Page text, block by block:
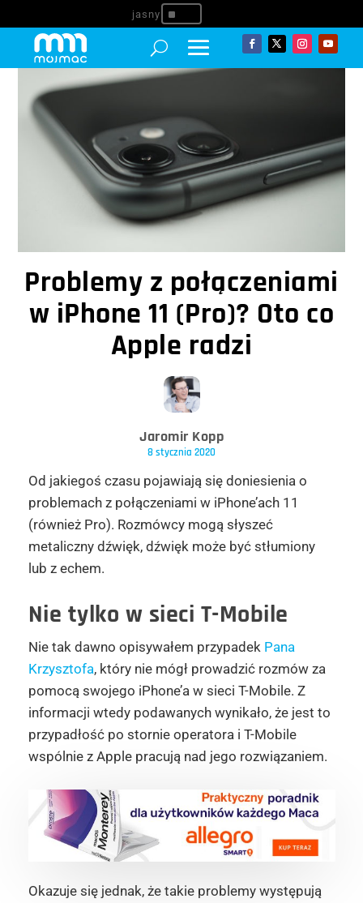
^
Problemy z połączeniami
w iPhone 11 (Pro)? Oto co
Apple radzi
Jaromir Kopp
8 stycznia 2020
Od jakiegoś czasu pojawiają się doniesienia o
problemach z połączeniami w iPhone’ach 11
(również Pro). Rozmówcy mogą słyszeć
metaliczny dźwięk, dźwięk może być stłumiony
lub z echem.
Nie tylko w sieci T-Mobile
Nie tak dawno opisywałem przypadek Pana
Krzysztofa, który nie mógł prowadzić rozmów za
pomocą swojego iPhone’a w sieci T-Mobile. Z
informacji wtedy podawanych wynikało, że jest to
przypadłość po stornie operatora i T-Mobile
wspólnie z Apple pracują nad jego rozwiązaniem.
Okazuje się jednak, że takie problemy występują